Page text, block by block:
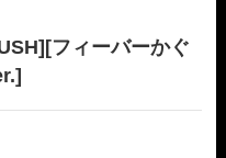
フィーバーかぐ